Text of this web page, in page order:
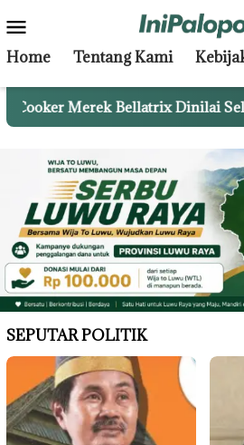
to
contentMenu
Home Tentang Kami
Merek Bellatrix Dinilai Selaras
SEPUTAR POLITIK